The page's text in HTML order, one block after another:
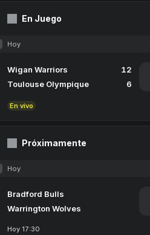
En Juego
Hoy
Wigan Warriors
12
Toulouse Olympique
6
En vivo
Próximamente
Hoy
Bradford Bulls
Warrington Wolves
Hoy 17:30